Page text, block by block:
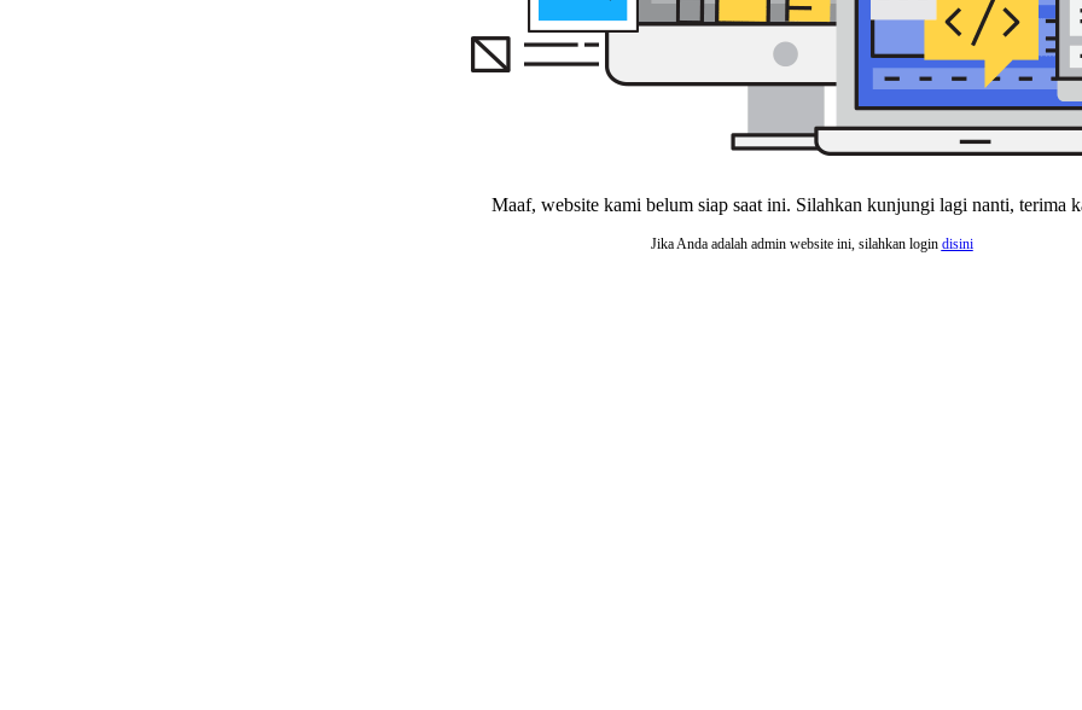
Maaf, website kami belum siap saat ini. Silahkan kunjungi lagi nanti, terima
Jika Anda adalah admin website ini, silahkan login disini